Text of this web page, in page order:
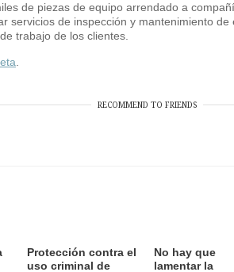
de piezas de equipo arrendado a
servicios de inspección y mantenimiento
trabajo de los clientes.
RECOMMEND TO FRIENDS
Protección contra el
uso criminal de
No hay que
lamentar la